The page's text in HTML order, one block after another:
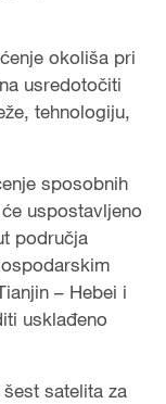
okoliša pri
usredotočiti
tehnologiju,
sposobnih
uspostavljeno
područja
– Hebei i
usklađeno
satelita za